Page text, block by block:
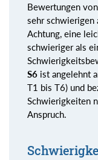
Bewertungen
sehr schwierigen
Achtung, eine
schwieriger als
S6 ist angelehnt
T1 bis T6) und
Schwierigkeiten
Anspruch.